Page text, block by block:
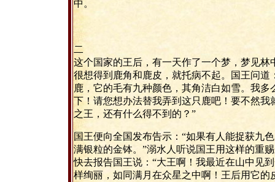
中。
二
这个国家的王后，有一天作了一个梦，梦见
很想得到鹿角和鹿皮，就托病不起。国王问道
鹿，它的毛有九种颜色，其角洁白如雪。我
下！请您想办法替我弄到这只鹿吧！要不然
之王，还有什么得不到的？”
国王便向全国发布告示：“如果有人能捉获九
满银粒的金钵。”溺水人听说国王用这样的重
快去报告国王说：“大王啊！我最近在山中见
样绚丽，如同满月在众星之中啊！王后用它